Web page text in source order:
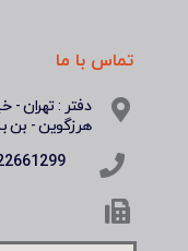
تماس با ما
دفتر : تهران -
هرزگوین - بن بست